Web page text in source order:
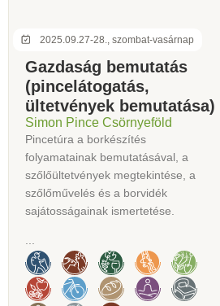
2025.09.27-28., szombat-vasárnap
Gazdaság bemutatás
(pincelátogatás,
ültetvények bemutatása)
Simon Pince Csörnyeföld
Pincetúra a borkészítés
folyamatainak bemutatásával, a
szőlőültetvények megtekintése, a
szőlőművelés és a borvidék
sajátosságainak ismertetése.